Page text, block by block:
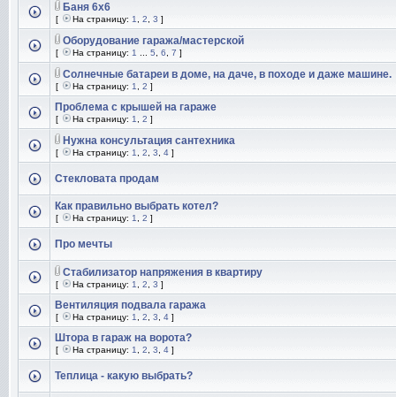
Баня 6x6
[ На страницу: 1 2 3 ]
Оборудование гаража/мастерской
[ На страницу: 1 5 6 7 ]
Солнечные батареи в доме, на даче, в походе и даже машине.
[ На страницу: 1 2 ]
Проблема с крышей на гараже
[ На страницу: 1 2 ]
Нужна консультация сантехника
[ На страницу: 1 2 3 4 ]
Стекловата продам
Как правильно выбрать котел?
[ На страницу: 1 2 ]
Про мечты
Стабилизатор напряжения в квартиру
[ На страницу: 1 2 3 ]
Вентиляция подвала гаража
[ На страницу: 1 2 3 4 ]
Штора в гараж на ворота?
[ На страницу: 1 2 3 4 ]
Теплица - какую выбрать?